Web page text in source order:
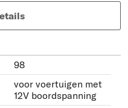
98
voor voertuigen met
12V boordspanning